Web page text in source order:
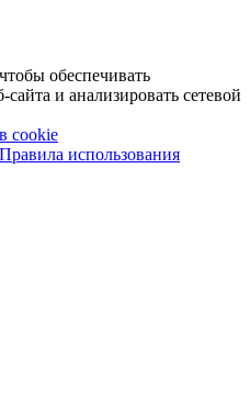
обеспечивать
и анализировать сетевой
cookie
Правила использования